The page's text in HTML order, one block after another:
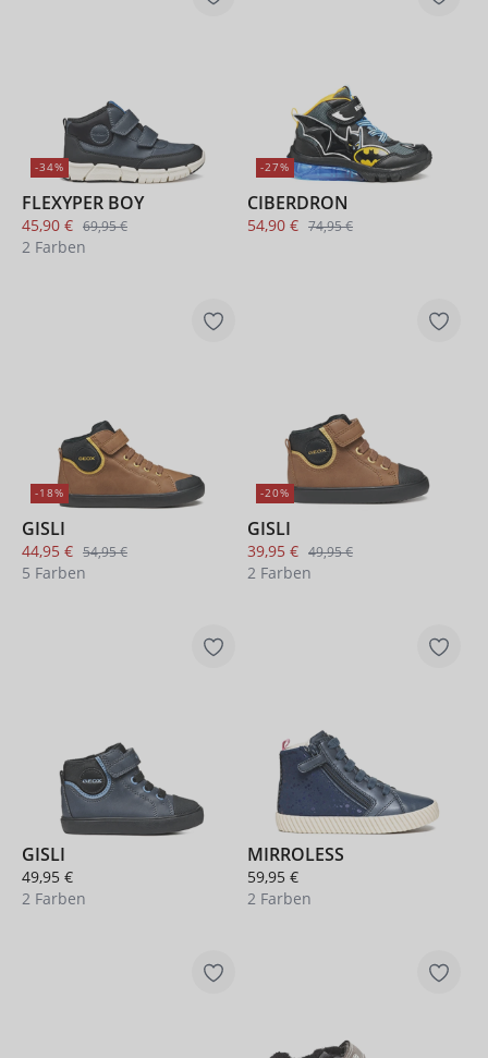
-34%
FLEXYPER BOY
45,90 € 69,95 €
2 Farben
-27%
CIBERDRON
54,90 € 74,95 €
-18%
GISLI
44,95 € 54,95 €
5 Farben
+ 1
-20%
GISLI
39,95 € 49,95 €
2 Farben
GISLI
49,95 €
2 Farben
MIRROLESS
59,95 €
2 Farben